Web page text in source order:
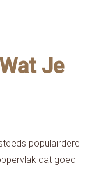
Je
populairdere
dat goed